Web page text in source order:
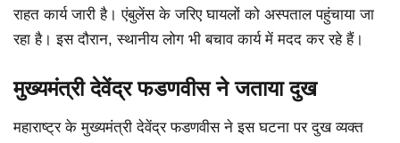
राहत कार्य जारी है। एंबुलेंस के जरिए घायलों को अस्पताल पहुंचाया जा
रहा है। इस दौरान, स्थानीय लोग भी बचाव कार्य में मदद कर रहे हैं।
मुख्यमंत्री देवेंद्र फडणवीस ने जताया दुख
महाराष्ट्र के मुख्यमंत्री देवेंद्र फडणवीस ने इस घटना पर दुख व्यक्त